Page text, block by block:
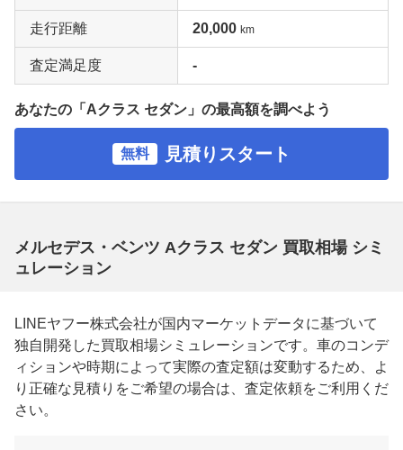
走行距離 20,000 km
査定満足度 -
あなたの「Aクラス セダン」の最高額を調べよう
無料 見積りスタート
メルセデス・ベンツ Aクラス セダン 買取相場 シミ
ュレーション
LINEヤフー株式会社が国内マーケットデータに基づいて
独自開発した買取相場シミュレーションです。車のコンデ
ィションや時期によって実際の査定額は変動するため、よ
り正確な見積りをご希望の場合は、査定依頼をご利用くだ
さい。